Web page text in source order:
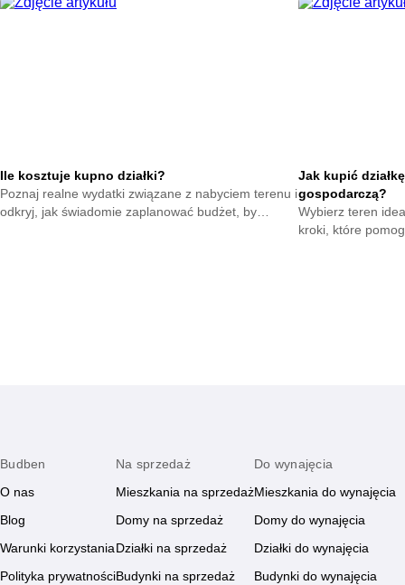
Ile kosztuje kupno działki?
Poznaj realne wydatki związane z nabyciem terenu i
odkryj, jak świadomie zaplanować budżet, by
Jak kupić
gospodarczą?
Wybierz teren
kroki, które
Budben
O nas
Blog
Warunki korzystania
Polityka prywatności
Na sprzedaż
Mieszkania na sprzedaż
Domy na sprzedaż
Działki na sprzedaż
Budynki na sprzedaż
Do wynajęcia
Mieszkania do wynajęcia
Domy do wynajęcia
Działki do wynajęcia
Budynki do wynajęcia